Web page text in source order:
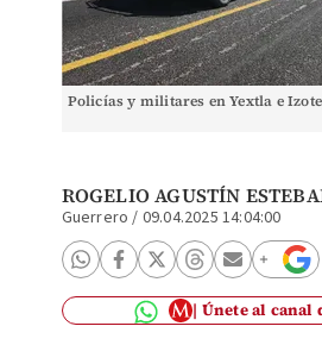
Policías y militares en Yextla e
ROGELIO AGUSTÍN
Guerrero / 09.04.2025 14:04:00
Únete al canal